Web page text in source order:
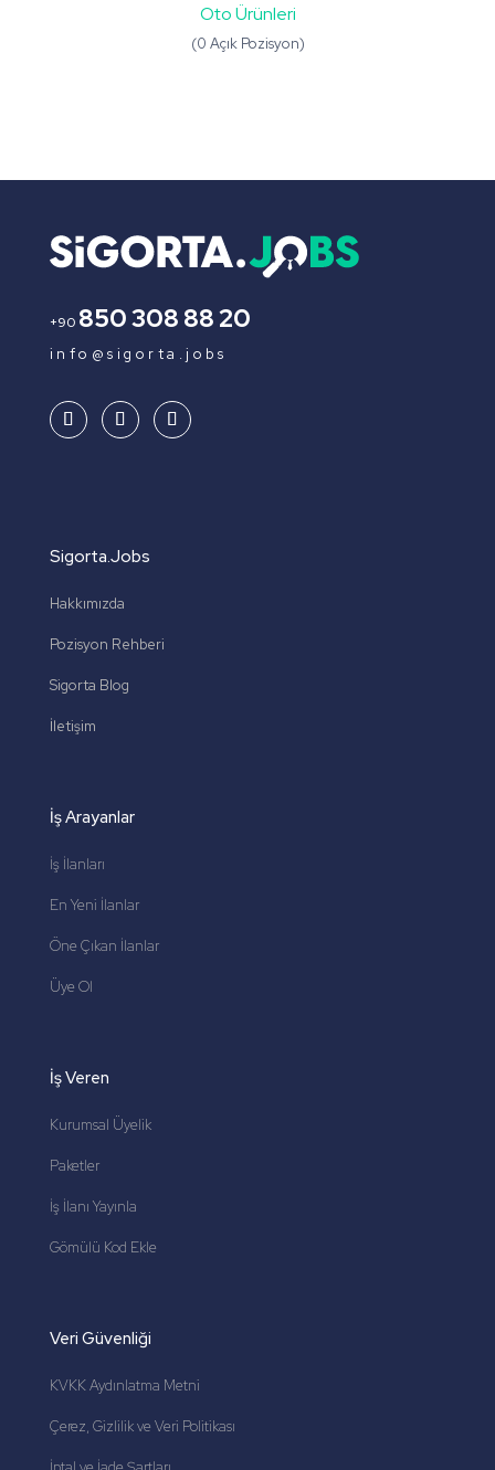
Oto Ürünleri
(0 Açık Pozisyon)
+90 850 308 88 20
info@sigorta.jobs
Sigorta.Jobs
Hakkımızda
Pozisyon Rehberi
Sigorta Blog
İletişim
İş Arayanlar
İş İlanları
En Yeni İlanlar
Öne Çıkan İlanlar
Üye Ol
İş Veren
Kurumsal Üyelik
Paketler
İş İlanı Yayınla
Gömülü Kod Ekle
Veri Güvenliği
KVKK Aydınlatma Metni
Çerez, Gizlilik ve Veri Politikası